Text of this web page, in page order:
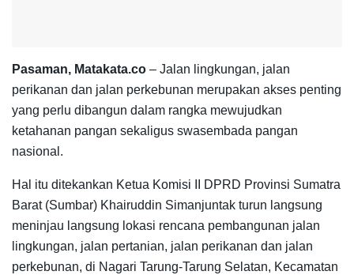
Pasaman, Matakata.co – Jalan lingkungan, jalan
perikanan dan jalan perkebunan merupakan akses penting
yang perlu dibangun dalam rangka mewujudkan
ketahanan pangan sekaligus swasembada pangan
nasional.
Hal itu ditekankan Ketua Komisi II DPRD Provinsi Sumatra
Barat (Sumbar) Khairuddin Simanjuntak turun langsung
meninjau langsung lokasi rencana pembangunan jalan
lingkungan, jalan pertanian, jalan perikanan dan jalan
perkebunan, di Nagari Tarung-Tarung Selatan, Kecamatan